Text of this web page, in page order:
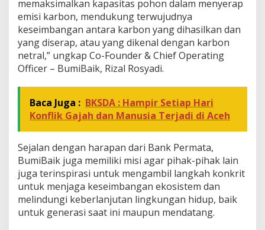
memaksimalkan kapasitas pohon dalam menyerap
emisi karbon, mendukung terwujudnya
keseimbangan antara karbon yang dihasilkan dan
yang diserap, atau yang dikenal dengan karbon
netral,” ungkap Co-Founder & Chief Operating
Officer – BumiBaik, Rizal Rosyadi.
Baca Juga : BKSDA : Hampir Setiap Hari
Konflik Gajah dan Manusia Terjadi di Aceh
Sejalan dengan harapan dari Bank Permata,
BumiBaik juga memiliki misi agar pihak-pihak lain
juga terinspirasi untuk mengambil langkah konkrit
untuk menjaga keseimbangan ekosistem dan
melindungi keberlanjutan lingkungan hidup, baik
untuk generasi saat ini maupun mendatang.